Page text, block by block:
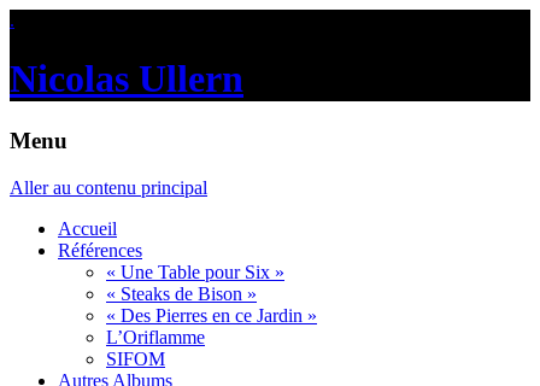
.
Nicolas Ullern
Menu
Aller au contenu principal
Accueil
Références
« Une Table pour Six »
« Steaks de Bison »
« Des Pierres en ce Jardin »
L’Oriflamme
SIFOM
Autres Albums